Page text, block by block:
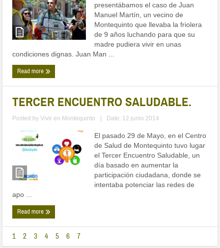
presentábamos el caso de Juan
Manuel Martín, un vecino de
Montequinto que llevaba la friolera
de 9 años luchando para que su
madre pudiera vivir en unas
condiciones dignas. Juan Man ...
Read more
TERCER ENCUENTRO SALUDABLE.
Posted byVivir en Montequinto Date: 12 junio 2014
El pasado 29 de Mayo, en el Centro
de Salud de Montequinto tuvo lugar
el Tercer Encuentro Saludable, un
día basado en aumentar la
participación ciudadana, donde se
intentaba potenciar las redes de
apo ...
Read more
1 2 3 4 5 6 7